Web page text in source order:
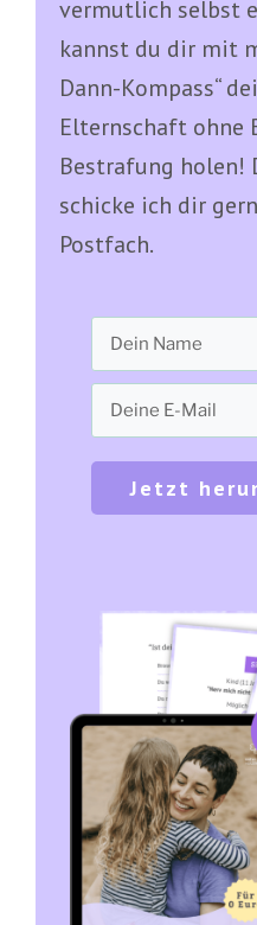
vermutlich selbst
kannst du dir mit
Dann-Kompass“
Elternschaft ohne
Bestrafung holen!
schicke ich dir
Postfach.
Jetzt